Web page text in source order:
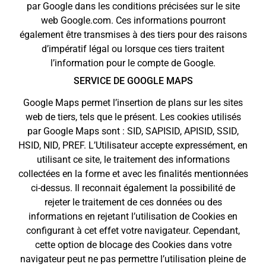
par Google dans les conditions précisées sur le site
web Google.com. Ces informations pourront
également être transmises à des tiers pour des raisons
d’impératif légal ou lorsque ces tiers traitent
l’information pour le compte de Google.
SERVICE DE GOOGLE MAPS
Google Maps permet l’insertion de plans sur les sites
web de tiers, tels que le présent. Les cookies utilisés
par Google Maps sont : SID, SAPISID, APISID, SSID,
HSID, NID, PREF. L’Utilisateur accepte expressément, en
utilisant ce site, le traitement des informations
collectées en la forme et avec les finalités mentionnées
ci-dessus. Il reconnait également la possibilité de
rejeter le traitement de ces données ou des
informations en rejetant l’utilisation de Cookies en
configurant à cet effet votre navigateur. Cependant,
cette option de blocage des Cookies dans votre
navigateur peut ne pas permettre l’utilisation pleine de